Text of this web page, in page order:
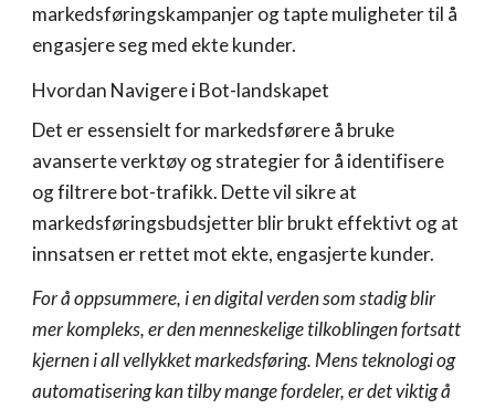
markedsføringskampanjer og tapte muligheter til å
engasjere seg med ekte kunder.
Hvordan Navigere i Bot-landskapet
Det er essensielt for markedsførere å bruke
avanserte verktøy og strategier for å identifisere
og filtrere bot-trafikk. Dette vil sikre at
markedsføringsbudsjetter blir brukt effektivt og at
innsatsen er rettet mot ekte, engasjerte kunder.
For å oppsummere, i en digital verden som stadig blir
mer kompleks, er den menneskelige tilkoblingen fortsatt
kjernen i all vellykket markedsføring. Mens teknologi og
automatisering kan tilby mange fordeler, er det viktig å